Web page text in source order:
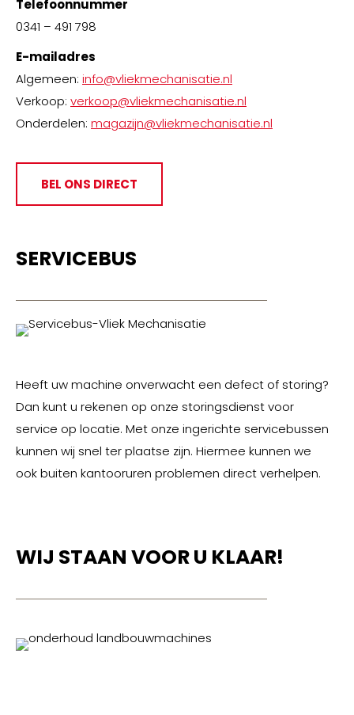
Telefoonnummer
0341 – 491 798
E-mailadres
Algemeen: info@vliekmechanisatie.nl
Verkoop: verkoop@vliekmechanisatie.nl
Onderdelen: magazijn@vliekmechanisatie.nl
BEL ONS DIRECT
SERVICEBUS
Heeft uw machine onverwacht een defect of storing?
Dan kunt u rekenen op onze storingsdienst voor
service op locatie. Met onze ingerichte servicebussen
kunnen wij snel ter plaatse zijn. Hiermee kunnen we
ook buiten kantooruren problemen direct verhelpen.
WIJ STAAN VOOR U KLAAR!